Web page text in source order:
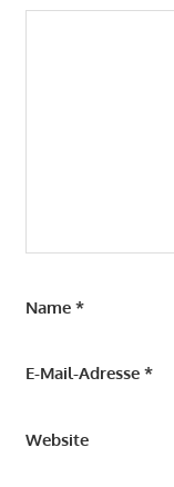
Name *
E-Mail-Adresse *
Website